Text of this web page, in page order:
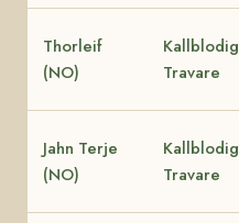
Thorleif
(NO)
Kallblodig
Travare
Jahn Terje
(NO)
Kallblodig
Travare